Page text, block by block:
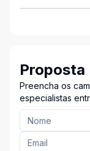
Proposta
Preencha os
especialistas